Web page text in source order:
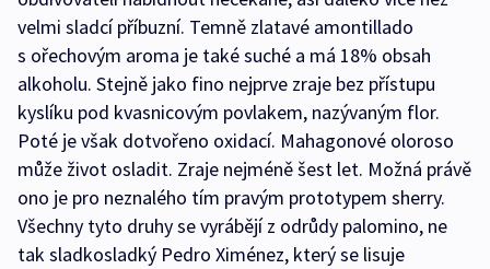
velmi sladcí příbuzní. Temně zlatavé amontillado
s ořechovým aroma je také suché a má 18% obsah
alkoholu. Stejně jako fino nejprve zraje bez přístupu
kyslíku pod kvasnicovým povlakem, nazývaným flor.
Poté je však dotvořeno oxidací. Mahagonové oloroso
může život osladit. Zraje nejméně šest let. Možná právě
ono je pro neznalého tím pravým prototypem sherry.
Všechny tyto druhy se vyrábějí z odrůdy palomino, ne
tak sladkosladký Pedro Ximénez, který se lisuje